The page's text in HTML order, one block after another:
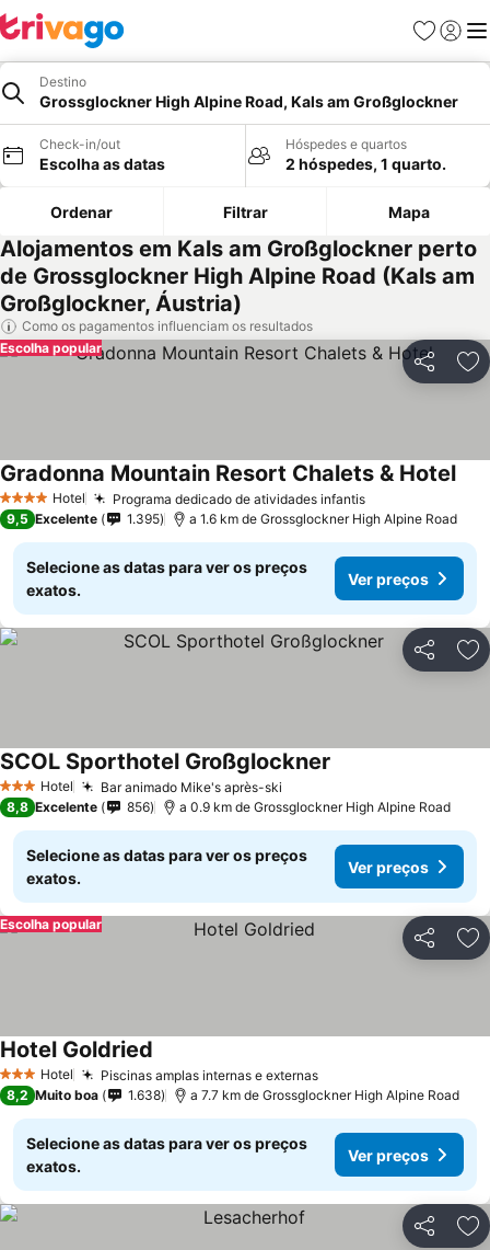
Favoritos
Iniciar
Destino
Grossglockner High Alpine Road, Kals am Großglockner
Check-in/out
Escolha as datas
Hóspedes e quartos
2 hóspedes, 1 quarto.
Ordenar Filtrar Mapa
Alojamentos em Kals am Großglockner perto
de Grossglockner High Alpine Road (Kals am
Großglockner, Áustria)
Como os pagamentos influenciam os resultados
Partilhar
Escolha popular
4 EstrelasHotel Programa dedicado de atividades infantis
Gradonna Mountain Resort Chalets & Hotel
9,5 Excelente 1.395 a 1.6 km de Grossglockner High Alpine Road
Selecione as datas para ver os preços
exatos.
Ver preços
Partilhar
3 EstrelasHotel Bar animado Mike's après-ski
SCOL Sporthotel Großglockner
8,8 Excelente 856 a 0.9 km de Grossglockner High Alpine Road
Selecione as datas para ver os preços
exatos.
Ver preços
Partilhar
Escolha popular
3 EstrelasHotel Piscinas amplas internas e externas
Hotel Goldried
8,2 Muito boa 1.638 a 7.7 km de Grossglockner High Alpine Road
Selecione as datas para ver os preços
exatos.
Ver preços
Partilhar